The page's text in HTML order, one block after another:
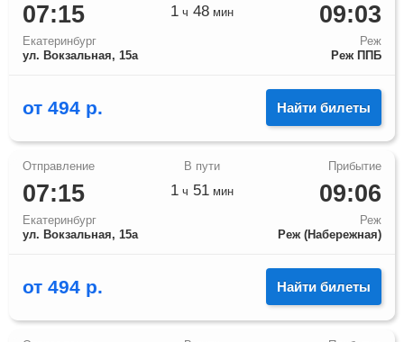
07:15
Екатеринбург
ул. Вокзальная, 15а
09:03
Реж
Реж ППБ
1 ч 48 мин
от 494 р. Найти билеты
07:15
Екатеринбург
ул. Вокзальная, 15а
09:06
Реж
Реж (Набережная)
1 ч 51 мин
от 494 р. Найти билеты